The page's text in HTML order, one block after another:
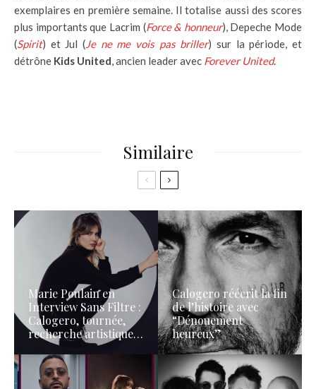
exemplaires en première semaine. Il totalise aussi des scores
plus importants que Lacrim (Force & honneur), Depeche Mode
(Spirit) et Jul (Je ne me vois pas briller) sur la période, et
détrône Kids United, ancien leader avec Forever United.
Similaire
Marie Poulain en
Interview Sans Filtre :
Calogero, tournée,
recherche artistique…
Calogero réécrit la fin
de l’histoire avec
“Dénouement
heureux”